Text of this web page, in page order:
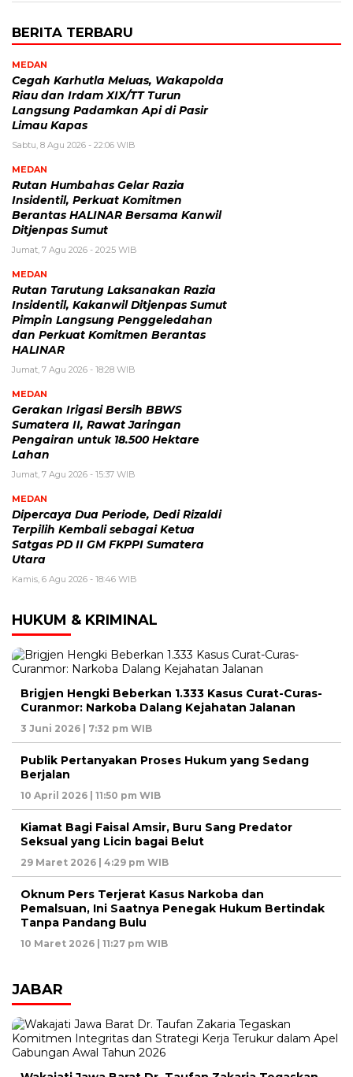
BERITA TERBARU
MEDAN
Cegah Karhutla Meluas, Wakapolda
Riau dan Irdam XIX/TT Turun
Langsung Padamkan Api di Pasir
Limau Kapas
Sabtu, 8 Agu 2026 - 22:06 WIB
MEDAN
Rutan Humbahas Gelar Razia
Insidentil, Perkuat Komitmen
Berantas HALINAR Bersama Kanwil
Ditjenpas Sumut
Jumat, 7 Agu 2026 - 20:25 WIB
MEDAN
Rutan Tarutung Laksanakan Razia
Insidentil, Kakanwil Ditjenpas Sumut
Pimpin Langsung Penggeledahan
dan Perkuat Komitmen Berantas
HALINAR
Jumat, 7 Agu 2026 - 18:28 WIB
MEDAN
Gerakan Irigasi Bersih BBWS
Sumatera II, Rawat Jaringan
Pengairan untuk 18.500 Hektare
Lahan
Jumat, 7 Agu 2026 - 15:37 WIB
MEDAN
Dipercaya Dua Periode, Dedi Rizaldi
Terpilih Kembali sebagai Ketua
Satgas PD II GM FKPPI Sumatera
Utara
Kamis, 6 Agu 2026 - 18:46 WIB
HUKUM & KRIMINAL
Brigjen Hengki Beberkan 1.333 Kasus Curat-Curas-
Curanmor: Narkoba Dalang Kejahatan Jalanan
3 Juni 2026 | 7:32 pm WIB
Publik Pertanyakan Proses Hukum yang Sedang
Berjalan
10 April 2026 | 11:50 pm WIB
Kiamat Bagi Faisal Amsir, Buru Sang Predator
Seksual yang Licin bagai Belut
29 Maret 2026 | 4:29 pm WIB
Oknum Pers Terjerat Kasus Narkoba dan
Pemalsuan, Ini Saatnya Penegak Hukum Bertindak
Tanpa Pandang Bulu
10 Maret 2026 | 11:27 pm WIB
JABAR